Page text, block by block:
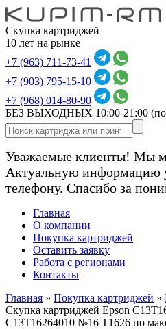
Скупка картриджей
10 лет на рынке
+7 (963) 711-73-41
+7 (903) 795-15-10
+7 (968) 014-80-90
БЕЗ ВЫХОДНЫХ 10:00-21:00
Уважаемые клиенты! Мы
Актуальную информацию
телефону. Спасибо за
Главная
О компании
Покупка картриджей
Оставить заявку
Работа с регионами
Контакты
Главная » Покупка картриджей »
Скупка картриджей Epson
C13T16264010 №16 T1626 по